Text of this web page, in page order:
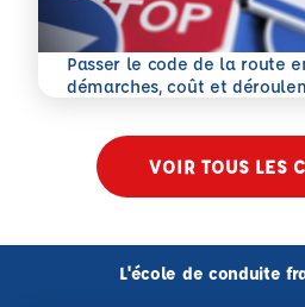
Passer le code de la route
démarches, coût et
En savoir plus
VOIR TOUS LES
L'école de conduite